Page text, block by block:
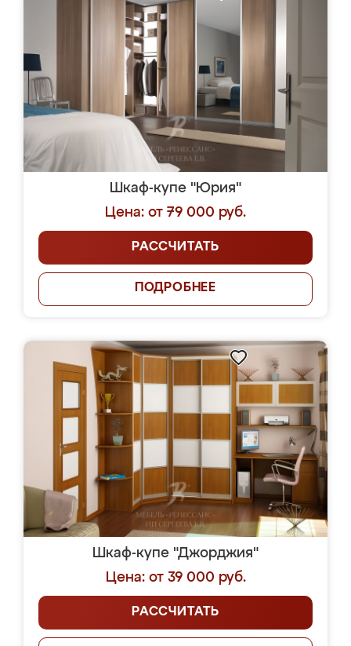
Шкаф-купе "Юрия"
Цена: от 79 000 руб.
РАССЧИТАТЬ
ПОДРОБНЕЕ
Шкаф-купе "Джорджия"
Цена: от 39 000 руб.
РАССЧИТАТЬ